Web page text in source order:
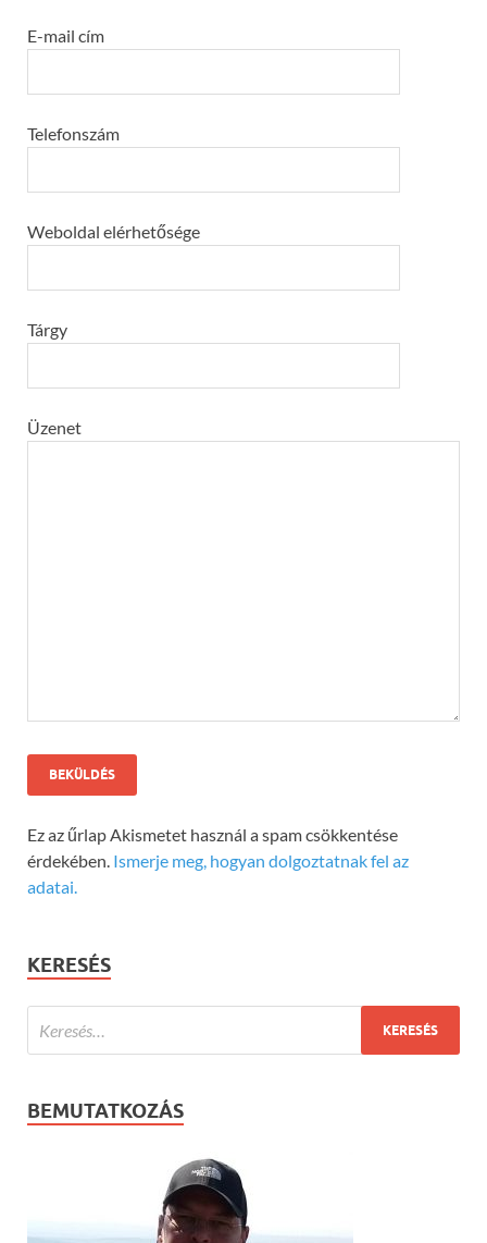
E-mail cím
Telefonszám
Weboldal elérhetősége
Tárgy
Üzenet
Ez az űrlap Akismetet használ a spam csökkentése
érdekében. Ismerje meg, hogyan dolgoztatnak fel az
adatai.
KERESÉS
BEMUTATKOZÁS